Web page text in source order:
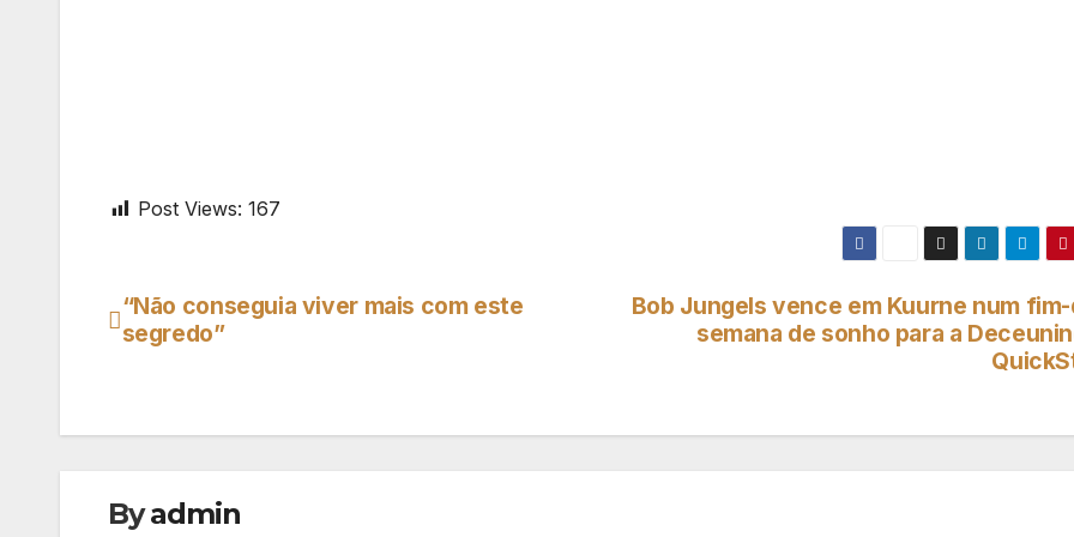
Post Views: 167
Navegação
Bob Jungels vence em Kuurne num
semana de sonho para a
“Não conseguia viver mais com este
segredo”
Byadmin